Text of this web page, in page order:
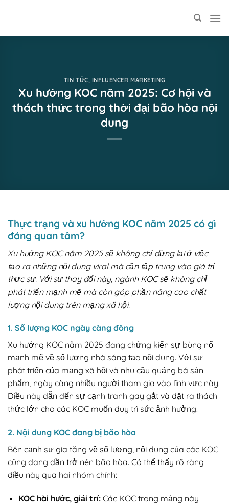
TIN TỨC, INFLUENCER MARKETING
Xu hướng KOC năm 2025: Cơ hội và
thách thức trong thời đại bão hòa nội
dung
Thực trạng và xu hướng KOC năm 2025 có gì
đáng quan tâm?
Xu hướng KOC năm 2025 sẽ không chỉ dừng lại ở việc
tạo ra những nội dung viral mà cần tập trung vào giá trị
thực sự. Với sự thay đổi này, ngành KOC sẽ không chỉ
phát triển mạnh mẽ mà còn góp phần nâng cao chất
lượng nội dung trên mạng xã hội.
1. Số lượng KOC ngày càng đông
Xu hướng KOC năm 2025 đang chứng kiến sự bùng nổ
mạnh mẽ về số lượng nhà sáng tạo nội dung. Với sự
phát triển của mạng xã hội và nhu cầu quảng bá sản
phẩm, ngày càng nhiều người tham gia vào lĩnh vực này.
Điều này dẫn đến sự cạnh tranh gay gắt và đặt ra thách
thức lớn cho các KOC muốn duy trì sức ảnh hưởng.
2. Nội dung KOC đang bị bão hòa
Bên cạnh sự gia tăng về số lượng, nội dung của các KOC
cũng đang dần trở nên bão hòa. Có thể thấy rõ ràng
điều này qua hai nhóm chính:
KOC hài hước, giải trí:Các KOC trong mảng này